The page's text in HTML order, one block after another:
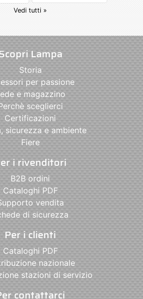
Vedi tutti »
Lampa
Storia
per passione
e magazzino
sceglierci
Certificazioni
sicurezza e ambiente
Fiere
i rivenditori
B2B ordini
Cataloghi PDF
vendita
di sicurezza
Per i clienti
Cataloghi PDF
nazionale
stazioni di servizio
contattarci